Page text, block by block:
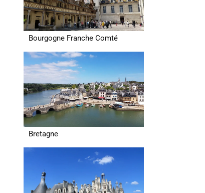
Bourgogne Franche Comté
Bretagne